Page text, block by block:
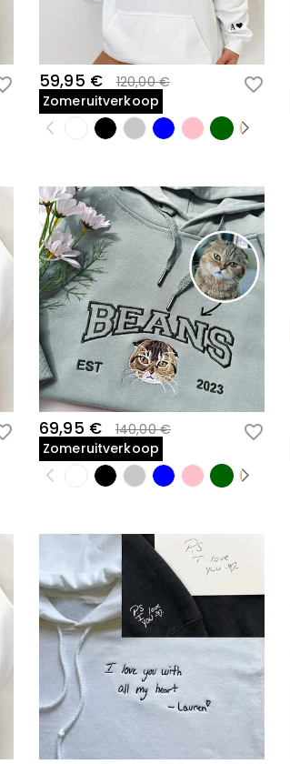
59,95 €
120,00 €
Zomeruitverkoop
69,95 €
140,00 €
Zomeruitverkoop